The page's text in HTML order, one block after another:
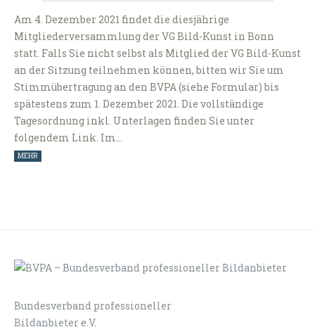
Am 4. Dezember 2021 findet die diesjährige
Mitgliederversammlung der VG Bild-Kunst in Bonn
statt. Falls Sie nicht selbst als Mitglied der VG Bild-Kunst
an der Sitzung teilnehmen können, bitten wir Sie um
Stimmübertragung an den BVPA (siehe Formular) bis
spätestens zum 1. Dezember 2021. Die vollständige
Tagesordnung inkl. Unterlagen finden Sie unter
folgendem Link. Im…
MEHR
Bundesverband professioneller
Bildanbieter e.V.